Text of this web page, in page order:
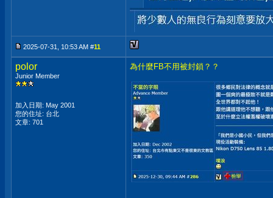
2025-07-31, 10:53 AM #11
polor
Junior Member
加入日期: May 2001
您的住址: 台北
文章: 701
為什麼FB不用被封鎖？？